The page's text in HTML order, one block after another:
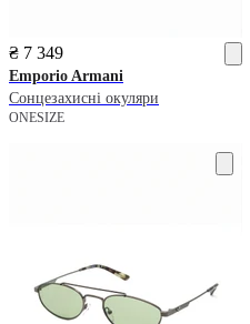
₴ 7 349
Emporio Armani
Сонцезахисні окуляри
ONESIZE